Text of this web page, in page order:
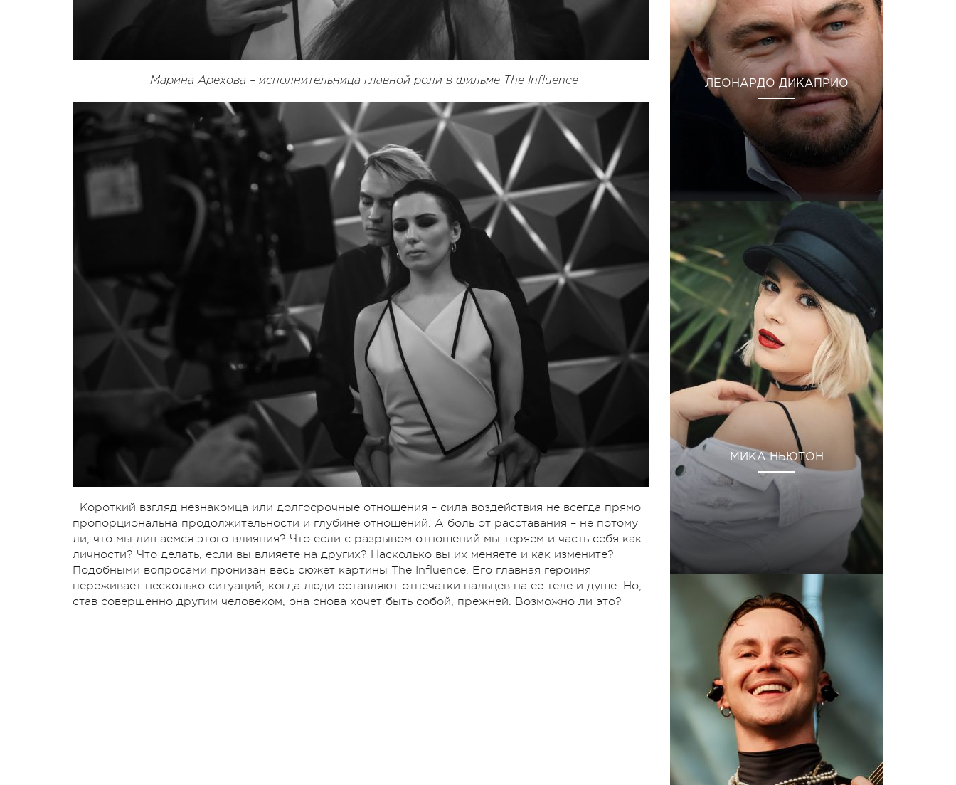
Марина Арехова – исполнительница главной роли в фильме The Influence
Короткий взгляд незнакомца или долгосрочные отношения – сила воздействия не всегда прямо
пропорциональна продолжительности и глубине отношений. А боль от расставания – не потому
ли, что мы лишаемся этого влияния? Что если с разрывом отношений мы теряем и часть себя как
личности? Что делать, если вы влияете на других? Насколько вы их меняете и как измените?
Подобными вопросами пронизан весь сюжет картины The Influence. Его главная героиня
переживает несколько ситуаций, когда люди оставляют отпечатки пальцев на ее теле и душе. Но,
став совершенно другим человеком, она снова хочет быть собой, прежней. Возможно ли это?
ЛЕОНАРДО ДИКАПРИО
МИКА НЬЮТОН